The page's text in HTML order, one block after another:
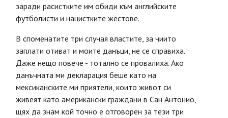
заради расистките им обиди към английските
футболисти и нацистките жестове.
В споменатите три случая властите, за чиито
заплати отиват и моите данъци, не се справиха.
Даже нещо повече - тотално се провалиха. Ако
данъчната ми декларация беше като на
мексиканските ми приятели, които живот си
живеят като американски граждани в Сан Антонио,
щях да знам кой точно е отговорен за тези три